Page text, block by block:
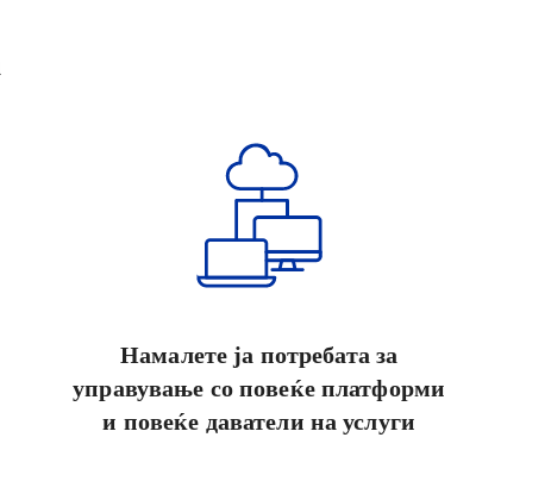
Намалете ја потребата за
управување со повеќе платформи
и повеќе даватели на услуги